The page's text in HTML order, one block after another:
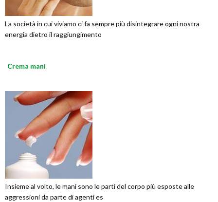
La società in cui viviamo ci fa sempre più disintegrare ogni nostra
energia dietro il raggiungimento
Crema mani
Insieme al volto, le mani sono le parti del corpo più esposte alle
aggressioni da parte di agenti es